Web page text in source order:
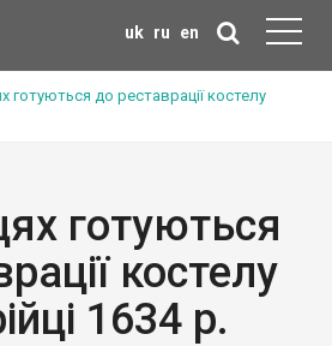
uk ru en
готуються до реставрації костелу
готуються
костелу
1634 р.